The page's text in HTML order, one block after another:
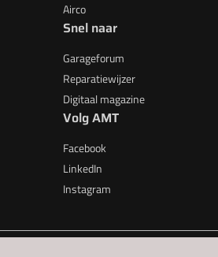
Airco
Snel naar
Garageforum
Reparatiewijzer
Digitaal magazine
Volg AMT
Facebook
LinkedIn
Instagram